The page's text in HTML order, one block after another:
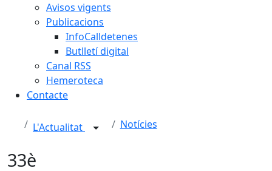
Avisos vigents
Publicacions
InfoCalldetenes
Butlletí digital
Canal RSS
Hemeroteca
Contacte
L'Actualitat Notícies
33è